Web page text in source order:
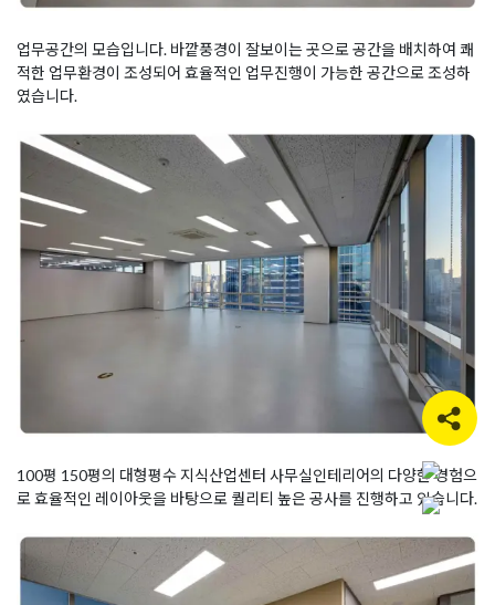
업무공간의 모습입니다. 바깥풍경이 잘보이는 곳으로 공간을 배치하여 쾌
적한 업무환경이 조성되어 효율적인 업무진행이 가능한 공간으로 조성하
였습니다.
100평 150평의 대형평수 지식산업센터 사무실인테리어의 다양한 경험으
로 효율적인 레이아웃을 바탕으로 퀄리티 높은 공사를 진행하고 있습니다.